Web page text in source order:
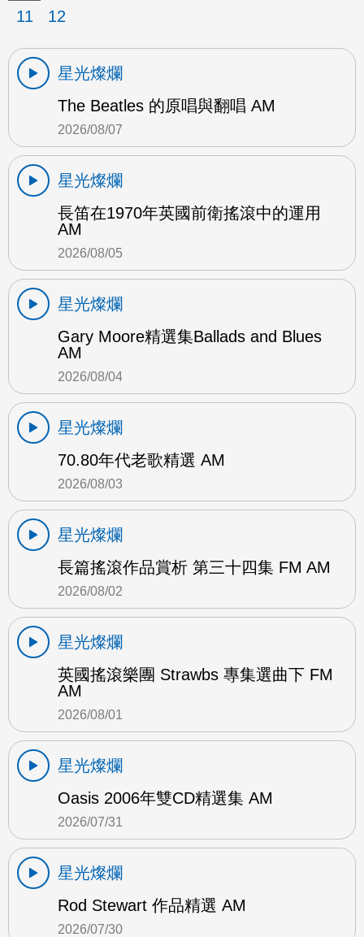
11
12
星光燦爛
The Beatles 的原唱與翻唱 AM
2026/08/07
星光燦爛
長笛在1970年英國前衛搖滾中的運用
AM
2026/08/05
星光燦爛
Gary Moore精選集Ballads and Blues
AM
2026/08/04
星光燦爛
70.80年代老歌精選 AM
2026/08/03
星光燦爛
長篇搖滾作品賞析 第三十四集 FM AM
2026/08/02
星光燦爛
英國搖滾樂團 Strawbs 專集選曲下 FM
AM
2026/08/01
星光燦爛
Oasis 2006年雙CD精選集 AM
2026/07/31
星光燦爛
Rod Stewart 作品精選 AM
2026/07/30